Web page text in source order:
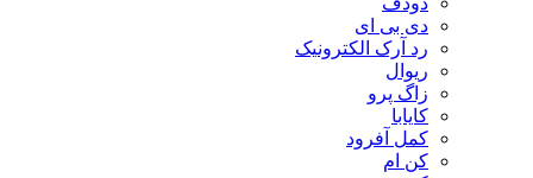
دی بی ای
رد آرک الکترونیک
ریوال
زاگ پرو
کایابا
کمل آفرود
کن ام